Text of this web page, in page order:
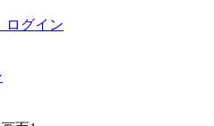
ログイン